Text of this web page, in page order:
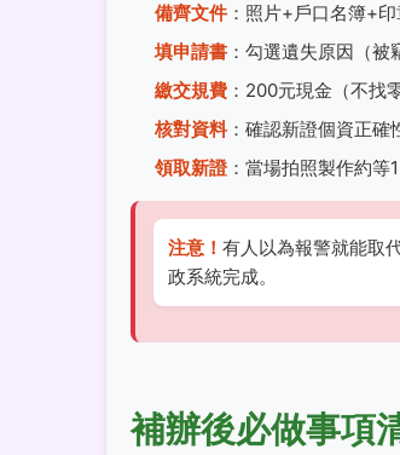
備齊文件：照片+戶口名簿+印
填申請書 ：勾選遺失原因（被
繳交規費 ：200元現金（不找
核對資料：確認新證個資正確
領取新證 ：當場拍照製作約等
注意！ 有人以為報警就能取
政系統完成。
補辦後必做事項